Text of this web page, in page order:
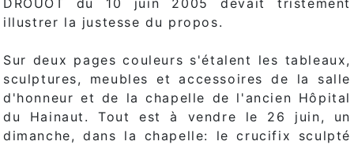
illustrer la justesse du propos.
Sur deux pages couleurs s'étalent les tableaux,
sculptures, meubles et accessoires de la salle
d'honneur et de la chapelle de l'ancien Hôpital
du Hainaut. Tout est à vendre le 26 juin, un
dimanche, dans la chapelle: le crucifix sculpté